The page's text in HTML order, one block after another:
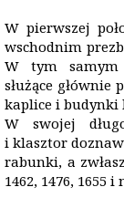
W pierwszej
wschodnim
W tym samym
służące głównie
kaplice i budynki
W swojej
i klasztor
rabunki, a
1462, 1476, 1655